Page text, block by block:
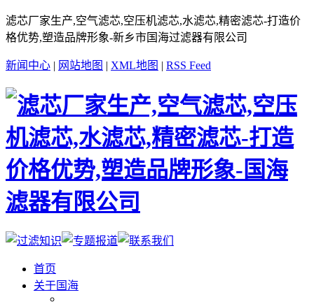
滤芯厂家生产,空气滤芯,空压机滤芯,水滤芯,精密滤芯-打造价
格优势,塑造品牌形象-新乡市国海过滤器有限公司
新闻中心 | 网站地图 | XML地图 | RSS Feed
首页
关于国海